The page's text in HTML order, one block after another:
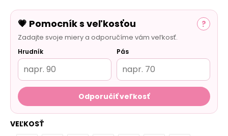
💗 Pomocník s veľkosťou ?
Zadajte svoje miery a odporučíme vám veľkosť.
Hrudník Pás
Odporučiť veľkosť
VEĽKOSŤ